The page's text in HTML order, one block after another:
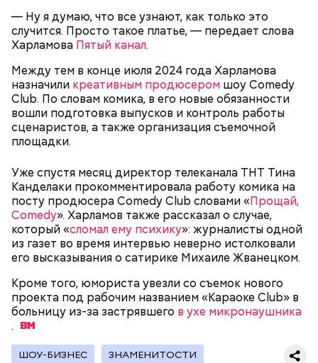
— Ну я думаю, что все узнают, как только это
случится. Просто такое платье, — передает слова
Харламова Пятый канал.
Между тем в конце июля 2024 года Харламова
назначили креативным продюсером шоу Comedy
Club. По словам комика, в его новые обязанности
вошли подготовка выпусков и контроль работы
сценаристов, а также организация съемочной
площадки.
Уже спустя месяц директор телеканала ТНТ Тина
Канделаки прокомментировала работу комика на
посту продюсера Comedy Club словами «Прощай,
Comedy». Харламов также рассказал о случае,
который «сломал ему психику»: журналисты одной
из газет во время интервью неверно истолковали
его высказывания о сатирике Михаиле Жванецком.
Кроме того, юмориста увезли со съемок нового
проекта под рабочим названием «Караоке Club» в
больницу из-за застрявшего в ухе микронаушника
.
ШОУ-БИЗНЕС ЗНАМЕНИТОСТИ
— Кабачки, порезанные кубиками, нужно легко
обжарить на сковороде. К ним добавляются зелень
петрушки, чеснок, соль и оливковое масло.
Получается очень вкусно, — поделился рецептом
Копылов.
Спагетти из кабачков
— В дыне содержится много сахара, который
представлен фруктозой. С одной стороны — это
хорошо, потому что дает энергию. Но важно
помнить, что сладкими дынями не нужно сильно
сахарным диабетом и лишним весом, —
подчеркнула доктор.